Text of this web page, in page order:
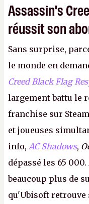
Assassin's
réussit son
Sans surprise,
le monde en
Creed Black Flag
largement battu le
franchise sur
et joueuses
info, AC Shadows,
dépassé les 65
beaucoup plus de
qu'Ubisoft retrouve